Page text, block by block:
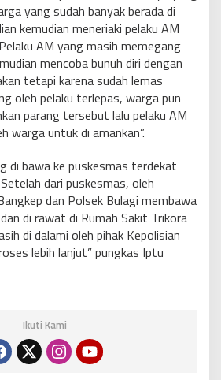
yang sudah banyak berada di
kemudian meneriaki pelaku AM
AM yang masih memegang
mencoba bunuh diri dengan
tetapi karena sudah lemas
oleh pelaku terlepas, warga pun
parang tersebut lalu pelaku AM
warga untuk di amankan”.
di bawa ke puskesmas terdekat
dari puskesmas, oleh
dan Polsek Bulagi membawa
di rawat di Rumah Sakit Trikora
di dalami oleh pihak Kepolisian
lebih lanjut” pungkas Iptu
Ikuti Kami